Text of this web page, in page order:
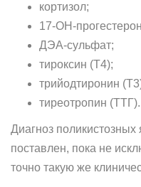
кортизол;
17-ОН-
ДЭА-сульфат;
тироксин (Т4);
трийодтиронин
тиреотропин (ТТГ).
Диагноз
поставлен, пока не
точно такую же